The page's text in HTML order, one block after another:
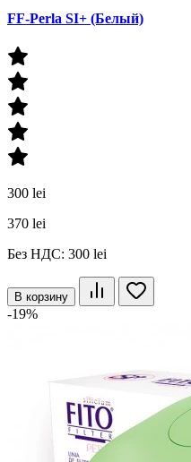
FF-Perla SI+ (Белый)
300 lei
370 lei
Без НДС: 300 lei
В корзину
-19%